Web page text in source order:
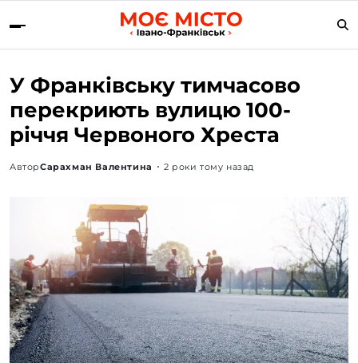
У Франківську тимчасово
перекриють вулицю 100-
річчя Червоного Хреста
АвторСарахман Валентина 2 роки тому назад